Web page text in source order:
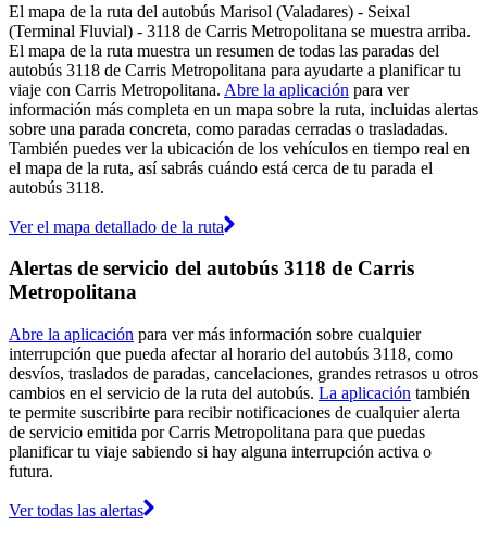
El mapa de la ruta del autobús Marisol (Valadares) - Seixal
(Terminal Fluvial) - 3118 de Carris Metropolitana se muestra arriba.
El mapa de la ruta muestra un resumen de todas las paradas del
autobús 3118 de Carris Metropolitana para ayudarte a planificar tu
viaje con Carris Metropolitana. Abre la aplicación para ver
información más completa en un mapa sobre la ruta, incluidas alertas
sobre una parada concreta, como paradas cerradas o trasladadas.
También puedes ver la ubicación de los vehículos en tiempo real en
el mapa de la ruta, así sabrás cuándo está cerca de tu parada el
autobús 3118.
Ver el mapa detallado de la ruta
Alertas de servicio del autobús 3118 de Carris
Metropolitana
Abre la aplicación para ver más información sobre cualquier
interrupción que pueda afectar al horario del autobús 3118, como
desvíos, traslados de paradas, cancelaciones, grandes retrasos u otros
cambios en el servicio de la ruta del autobús. La aplicación también
te permite suscribirte para recibir notificaciones de cualquier alerta
de servicio emitida por Carris Metropolitana para que puedas
planificar tu viaje sabiendo si hay alguna interrupción activa o
futura.
Ver todas las alertas